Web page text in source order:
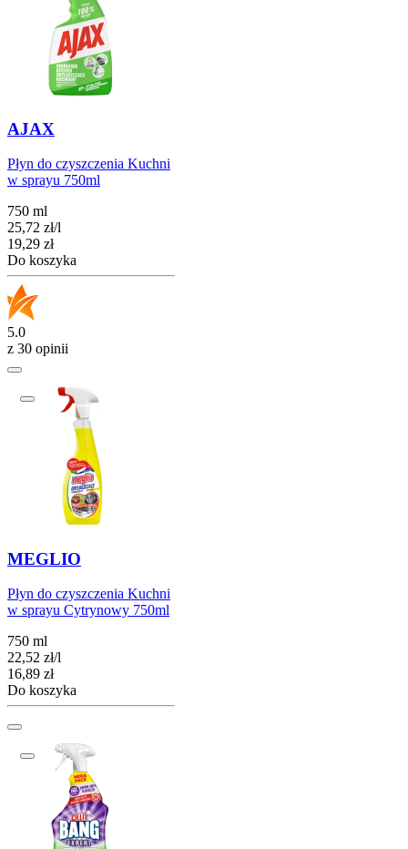
AJAX
Płyn do czyszczenia Kuchni
w sprayu 750ml
750 ml
25,72 zł/l
Cena
19,29 zł
Do koszyka
5.0
z 30 opinii
MEGLIO
Płyn do czyszczenia Kuchni
w sprayu Cytrynowy 750ml
750 ml
22,52 zł/l
Cena
16,89 zł
Do koszyka